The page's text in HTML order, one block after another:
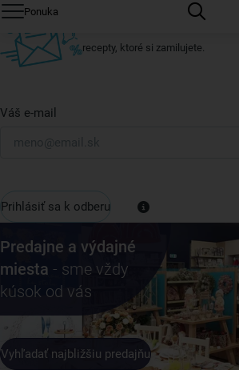
Ponuka
recepty, ktoré si zamilujete.
Váš e-mail
Prihlásiť sa k odberu
Predajne a výdajné
miesta - sme vždy
kúsok od vás
Vyhľadať najbližšiu predajňu